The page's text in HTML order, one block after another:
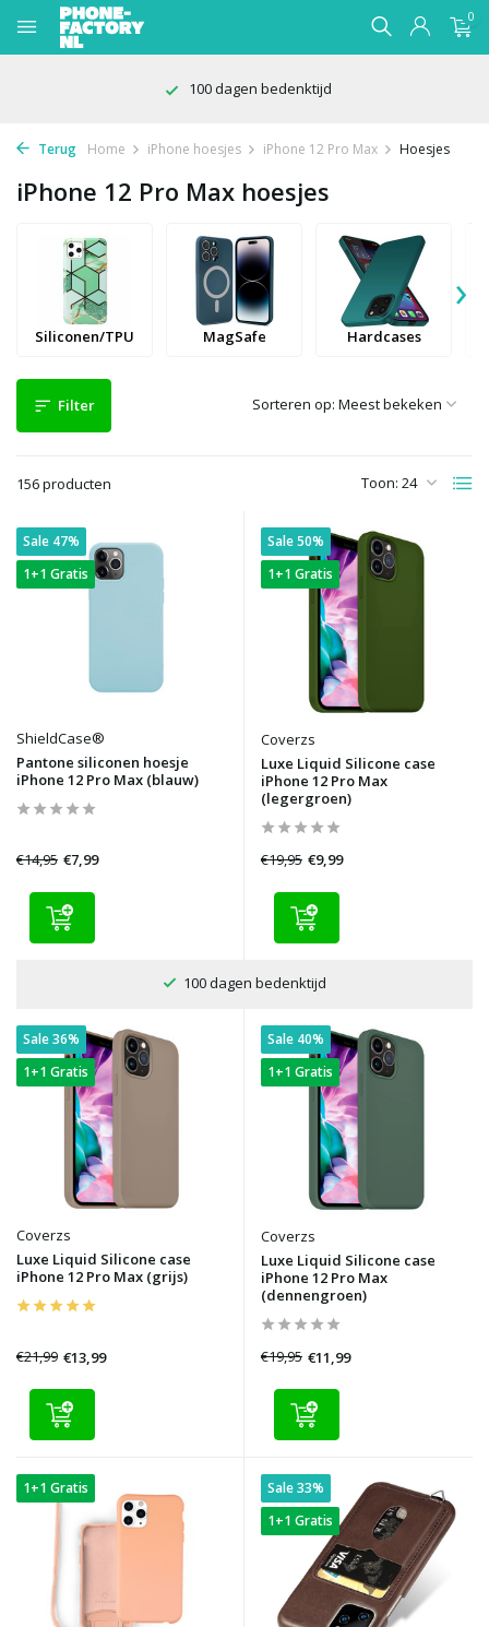
0
100 dagen bedenktijd
Terug Home iPhone hoesjes iPhone 12 Pro Max Hoesjes
iPhone 12 Pro Max hoesjes
Siliconen/TPU MagSafe Hardcases
›
Filter
156 producten Toon:
Sorteren op:
Sale 47%
1+1 Gratis
ShieldCase®
Pantone siliconen hoesje
iPhone 12 Pro Max (blauw)
€14,95 €7,99
Sale 50%
1+1 Gratis
Coverzs
Luxe Liquid Silicone case
iPhone 12 Pro Max
(legergroen)
€19,95 €9,99
100 dagen bedenktijd
Sale 36%
1+1 Gratis
Coverzs
Luxe Liquid Silicone case
iPhone 12 Pro Max (grijs)
€21,99 €13,99
Sale 40%
1+1 Gratis
Coverzs
Luxe Liquid Silicone case
iPhone 12 Pro Max
(dennengroen)
€19,95 €11,99
1+1 Gratis
Sale 33%
1+1 Gratis